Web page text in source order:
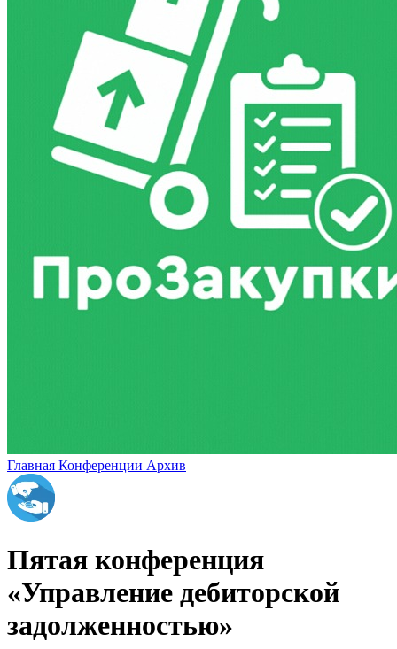
Главная Конференции Архив
Пятая конференция
«Управление дебиторской
задолженностью»